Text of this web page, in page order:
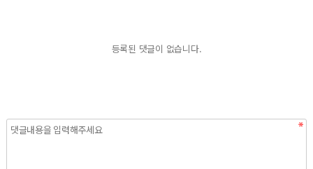
등록된 댓글이 없습니다.